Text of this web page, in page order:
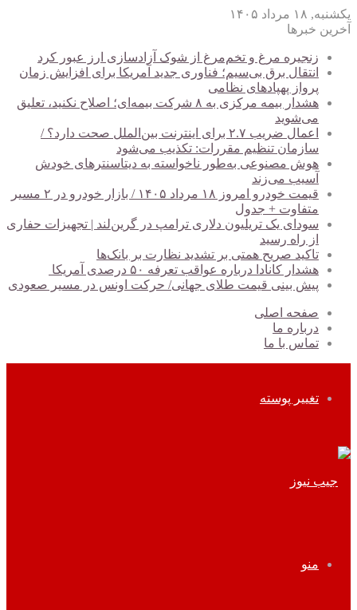
یکشنبه, ۱۸ مرداد ۱۴۰۵
آخرین خبرها
زنجیره مرغ و تخم‌مرغ از شوک آزادسازی ارز عبور کرد
انتقال برق بی‌سیم؛ فناوری جدید آمریکا برای افزایش زمان
پرواز پهپادهای نظامی
هشدار بیمه مرکزی به ۸ شرکت بیمه‌ای؛ اصلاح نکنید، تعلیق
می‌شوید
اعمال ضریب ۲.۷ برای اینترنت بین‌الملل صحت دارد؟ /
سازمان تنظیم مقررات: تکذیب می‌شود
هوش مصنوعی به‌طور ناخواسته به دیتاسنترهای خودش
آسیب می‌زند
قیمت خودرو امروز ۱۸ مرداد ۱۴۰۵ / بازار خودرو در ۲ مسیر
متفاوت + جدول
سودای یک تریلیون دلاری ترامپ در گرین‌لند | تجهیزات حفاری
از راه رسید
تاکید صریح همتی بر تشدید نظارت بر بانک‌ها
هشدار کانادا درباره عواقب تعرفه ۵۰ درصدی آمریکا
پیش بینی قیمت طلای جهانی/ حرکت اونس در مسیر صعودی
صفحه اصلی
درباره ما
تماس با ما
تغییر پوسته
منو